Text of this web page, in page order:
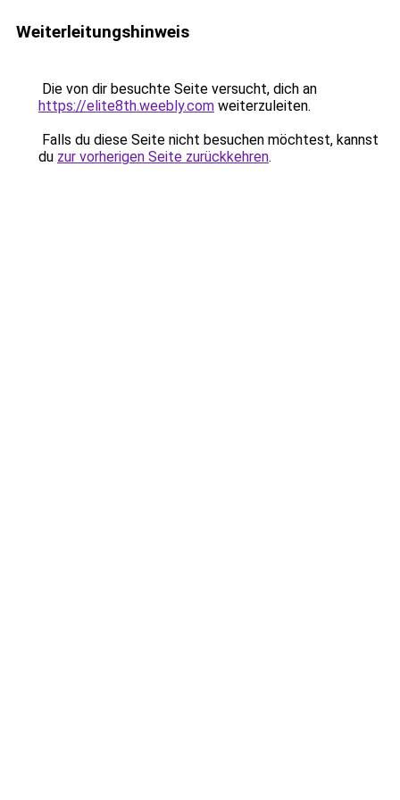
Weiterleitungshinweis
Die von dir besuchte Seite versucht, dich an
https://elite8th.weebly.com weiterzuleiten.
Falls du diese Seite nicht besuchen möchtest, kannst
du zur vorherigen Seite zurückkehren.